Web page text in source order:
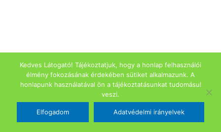
Kedves Látogató! Tájékoztatjuk, hogy a honlap felhasználói
élmény fokozásának érdekében sütiket alkalmazunk. A
honlapunk használatával ön a tájékoztatásunkat tudomásul
veszi.
Elfogadom Adatvédelmi irányelvek